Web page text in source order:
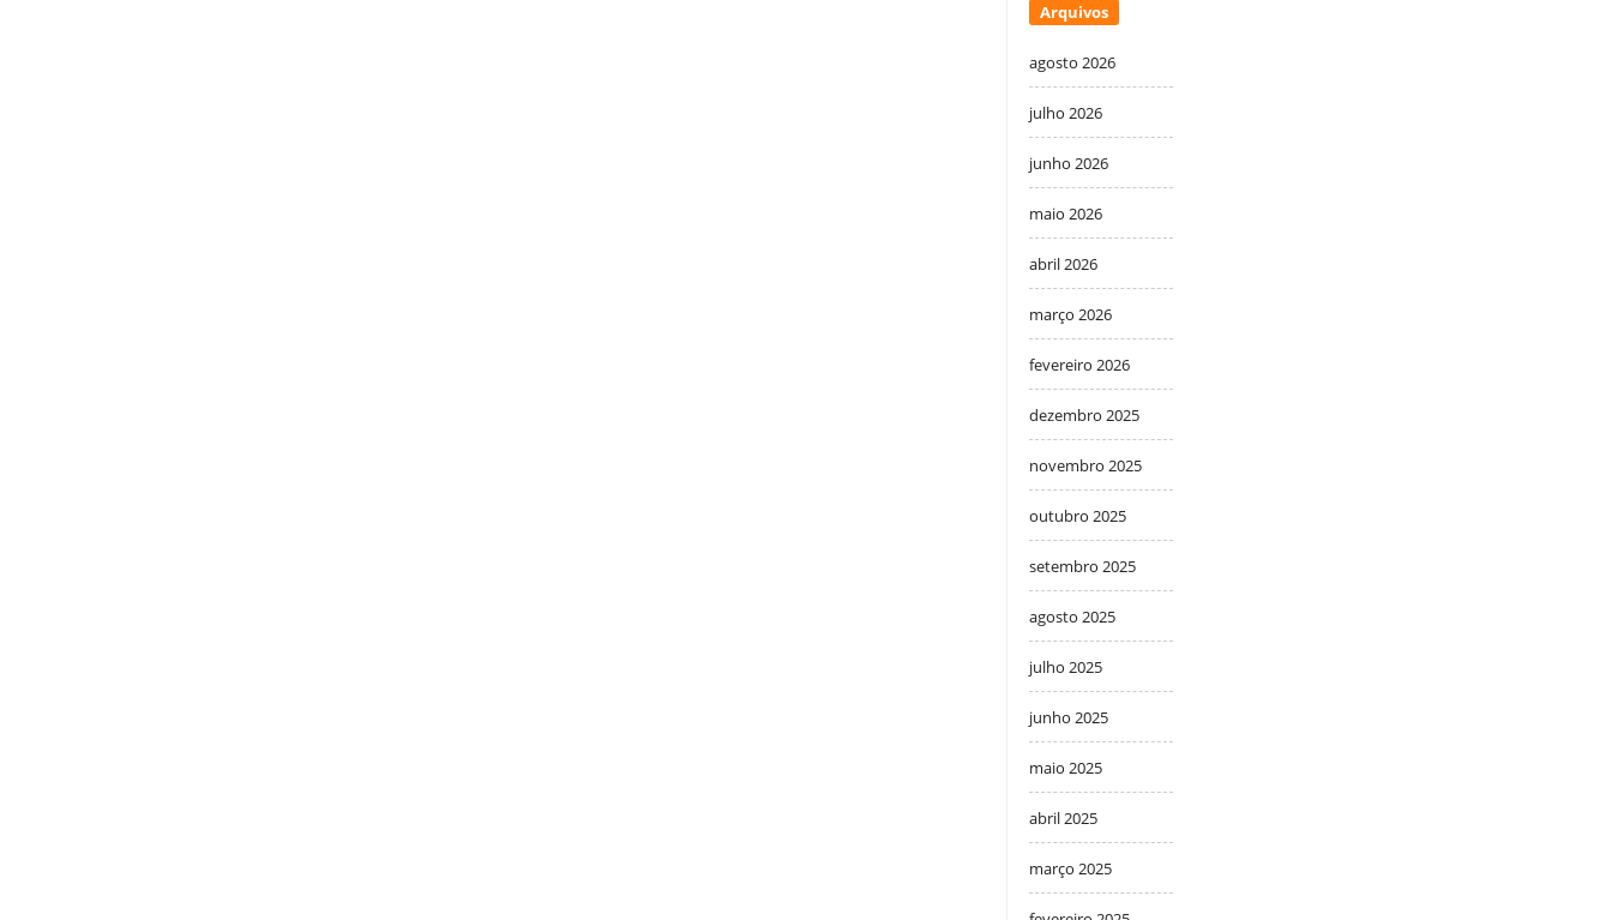
Arquivos
agosto 2026
julho 2026
junho 2026
maio 2026
abril 2026
março 2026
fevereiro 2026
dezembro 2025
novembro 2025
outubro 2025
setembro 2025
agosto 2025
julho 2025
junho 2025
maio 2025
abril 2025
março 2025